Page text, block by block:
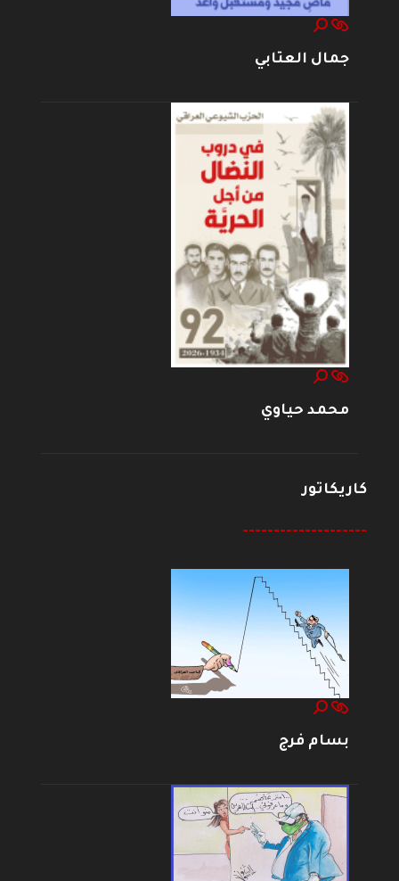
جمال العتابي
محمد حياوي
كاريكاتور
--------------------
بسام فرج